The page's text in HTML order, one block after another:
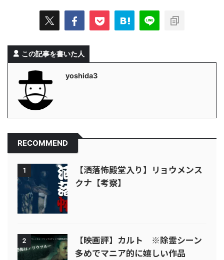
この記事を書いた人
yoshida3
RECOMMEND
1
【洒落怖殿堂入り】リョウメンス
クナ【考察】
2
【映画評】カルト ※除霊シーン
多めでマニア的に嬉しい作品